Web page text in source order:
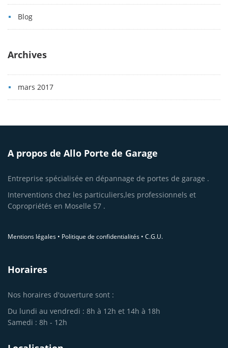
Blog
Archives
mars 2017
A propos de Allo Porte de Garage
Entreprise spécialisée en dépannage de portes de garage .
Interventions chez les particuliers,les professionnels et
Copropriétés en Moselle 57 .
Mentions légales • Politique de confidentialités • C.G.U.
Horaires
Nos horaires d'ouverture sont :
Du lundi au vendredi : 8h à 12h et 14h à 18h
Samedi : 8h - 12h